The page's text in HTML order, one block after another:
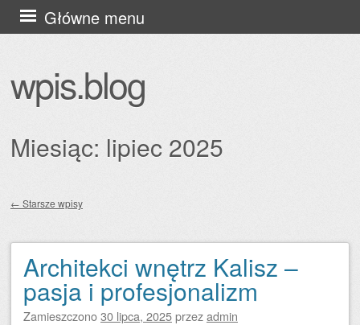
wpis.blog
Główne menu
Przejdź
do
Miesiąc: lipiec 2025
← Starsze wpisy
Architekci wnętrz Kalisz –
pasja i profesjonalizm
Zamieszczono30 lipca, 2025przezadmin